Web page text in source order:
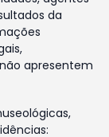
da
apresentem